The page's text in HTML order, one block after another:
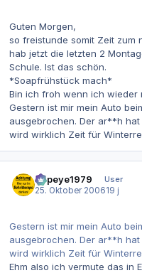
Guten Morgen,
so freistunde somit Zeit zum
hab jetzt die letzten 2
Schule. Ist das schön.
*Soapfrühstück mach*
Bin ich froh wenn ich wieder
Gestern ist mir mein Auto
ausgebrochen. Der ar**h
wird wirklich Zeit für
Popeye1979
User
25. Oktober 200619 j
Gestern ist mir mein Auto
ausgebrochen. Der ar**h
wird wirklich Zeit für
Ehm also ich vermute das in